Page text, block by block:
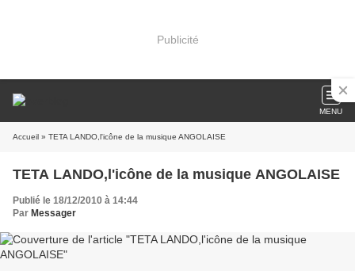
Publicité
MENU
Accueil » TETA LANDO,l'icône de la musique ANGOLAISE
TETA LANDO,l'icône de la musique ANGOLAISE
Publié le 18/12/2010 à 14:44
Par Messager